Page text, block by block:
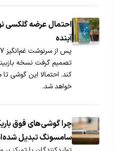
آینده
تصمیم گرفت نسخه
کند. احتمالا این گوشی
خواهد شد.
چرا گوشی‌های فوق
سامسونگ تبدیل